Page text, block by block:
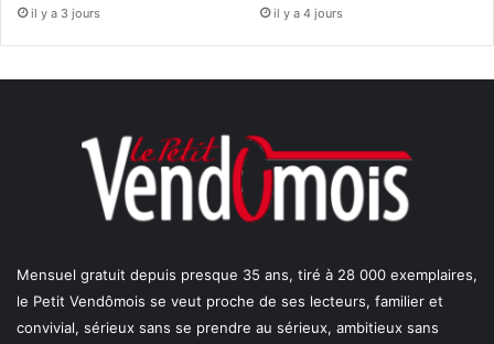
il y a 3 jours il y a 4 jours
Mensuel gratuit depuis presque 35 ans, tiré à 28 000 exemplaires,
le Petit Vendômois se veut proche de ses lecteurs, familier et
convivial, sérieux sans se prendre au sérieux, ambitieux sans